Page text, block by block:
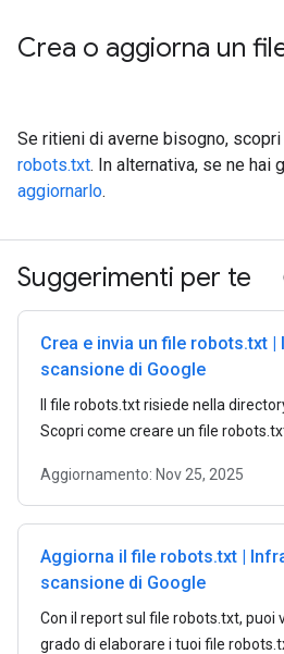
Crea o aggiorna un
Se ritieni di averne bisogno,
robots.txt. In alternativa, se ne hai
aggiornarlo.
Suggerimenti per te
Crea e invia un file robots.txt
scansione di Google
Il file robots.txt risiede nella
Scopri come creare un file
Aggiornamento: Nov 25, 2025
Aggiorna il file robots.txt |
scansione di Google
Con il report sul file robots.txt, puoi
grado di elaborare i tuoi file